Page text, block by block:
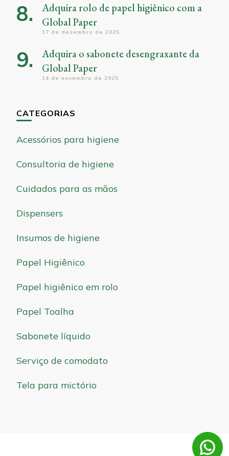
Adquira rolo de papel higiênico com a
Global Paper
17 de dezembro de 2025
Adquira o sabonete desengraxante da
Global Paper
14 de novembro de 2025
CATEGORIAS
Acessórios para higiene
Consultoria de higiene
Cuidados para as mãos
Dispensers
Insumos de higiene
Papel Higiênico
Papel higiênico em rolo
Papel Toalha
Sabonete líquido
Serviço de comodato
Tela para mictório